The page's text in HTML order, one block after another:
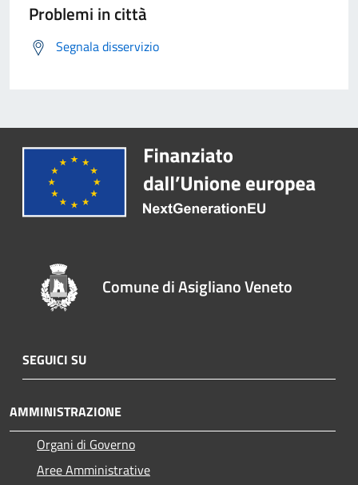
Problemi in città
Segnala disservizio
Comune di Asigliano Veneto
SEGUICI SU
AMMINISTRAZIONE
Organi di Governo
Aree Amministrative